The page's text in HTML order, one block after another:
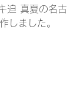
迫 真夏の名古
しました。